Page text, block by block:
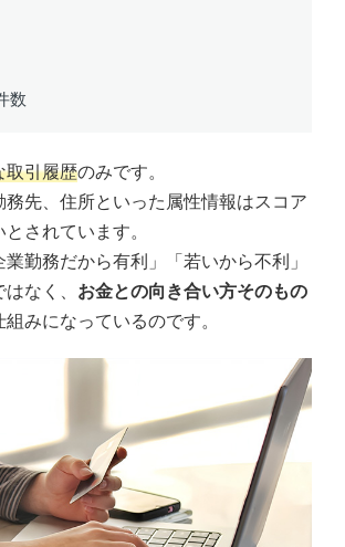
数
取引履歴のみです。
先、住所といった属性情報はスコア
されています。
勤務だから有利」「若いから不利」
なく、 お金との向き合い方そのもの
みになっているのです。